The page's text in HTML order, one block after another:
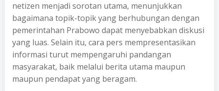
netizen menjadi sorotan utama, menunjukkan
bagaimana topik-topik yang berhubungan dengan
pemerintahan Prabowo dapat menyebabkan diskusi
yang luas. Selain itu, cara pers mempresentasikan
informasi turut mempengaruhi pandangan
masyarakat, baik melalui berita utama maupun
maupun pendapat yang beragam.